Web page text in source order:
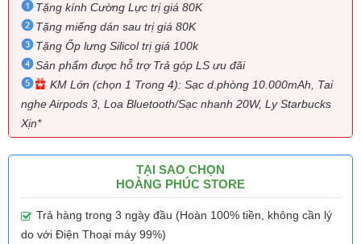
Tặng kính Cường Lực trị giá 80K
Tặng miếng dán sau trị giá 80K
Tặng Ốp lưng Silicol trị giá 100k
Sản phẩm được hỗ trợ Trả góp LS ưu đãi
KM Lớn (chọn 1 Trong 4): Sạc d.phòng 10.000mAh, Tai
nghe Airpods 3, Loa Bluetooth/Sạc nhanh 20W, Ly Starbucks
Xịn*
TẠI SAO CHỌN
HOÀNG PHÚC STORE
Trả hàng trong 3 ngày đầu (Hoàn 100% tiền, không cần lý
do với Điện Thoại máy 99%)